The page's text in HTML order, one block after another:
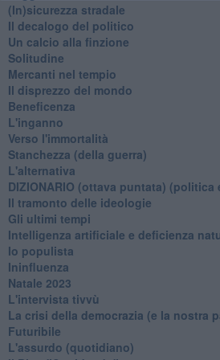
​(In)sicurezza stradale
Il decalogo del politico
Un calcio alla finzione
Solitudine
Mercanti nel tempio
Il disprezzo del mondo
Beneficenza
L'inganno
Verso l'immortalità
Stanchezza (della guerra)
L'alternativa
​DIZIONARIO (ottava puntata) (politica
Il tramonto delle ideologie
Gli ultimi tempi
Intelligenza artificiale e deficienza
Io populista
Ininfluenza
Natale 2023
L'intervista tivvù
La crisi della democrazia (e la nostra
Futuribile
L'assurdo (quotidiano)